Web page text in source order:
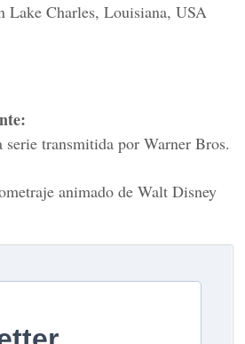
Lake Charles, Louisiana, USA
transmitida por Warner Bros.
animado de Walt Disney